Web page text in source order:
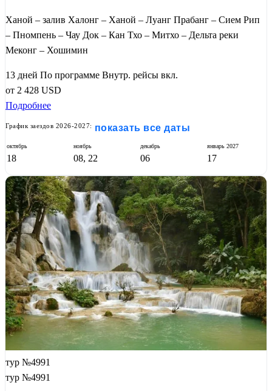
Ханой – залив Халонг – Ханой – Луанг Прабанг – Сием Рип
– Пномпень – Чау Док – Кан Тхо – Митхо – Дельта реки
Меконг – Хошимин
13 дней По программе Внутр. рейсы вкл.
от 2 428 USD
Подробнее
График заездов 2026-2027: показать все даты
октябрь
18
ноябрь
08, 22
декабрь
06
январь 2027
17
тур №4991
тур №4991